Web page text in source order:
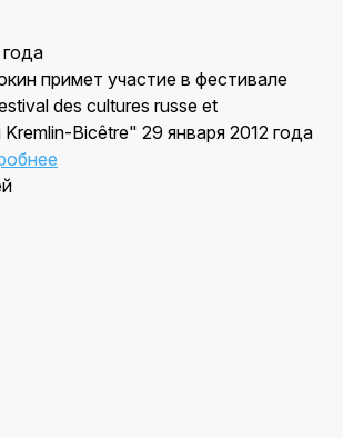
примет участие в фестивале
des cultures russe et
Bicêtre" 29 января 2012 года